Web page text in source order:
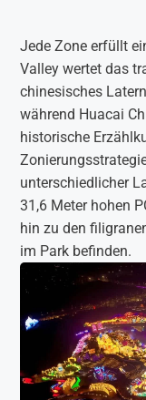
Jede Zone erfüllt
Valley wertet das
chinesisches
während Huacai
historische
unterschiedlicher
31,6 Meter hohen
hin zu den
im Park befinden.